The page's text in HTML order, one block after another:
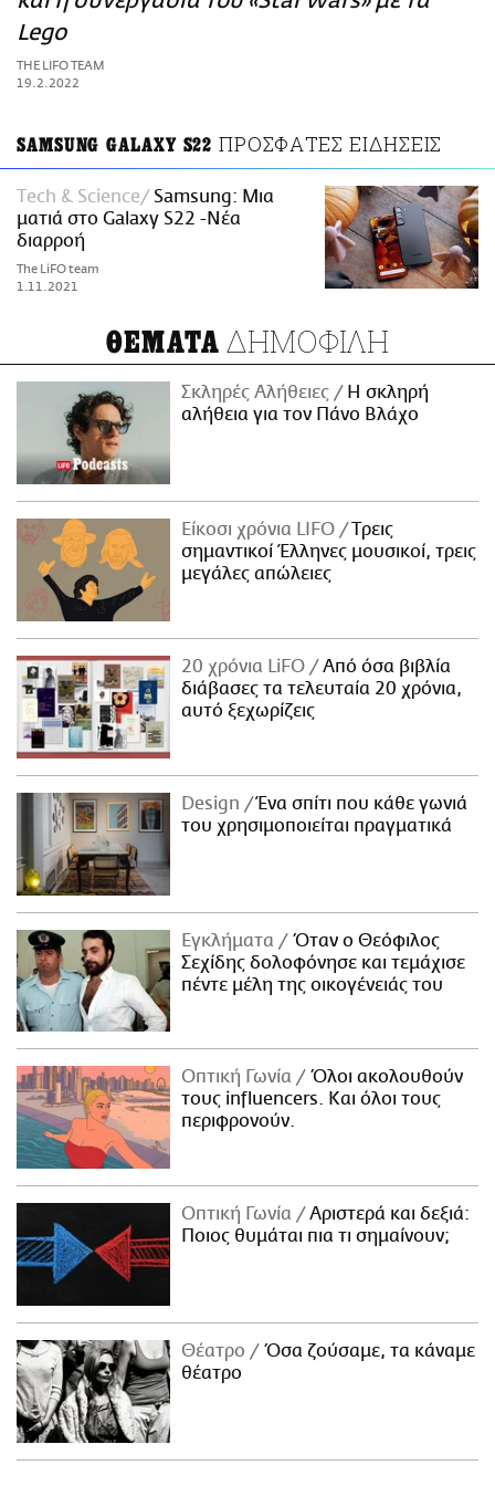
ΑΜΠΑ
PRINT
Lego
THE LIFO TEAM
19.2.2022
SAMSUNG GALAXY S22 ΠΡΟΣΦΑΤΕΣ ΕΙΔΗΣΕΙΣ
Τech & Science
Samsung: Μια
ματιά στο Galaxy S22 -Νέα
διαρροή
The LiFO team
1.11.2021
ΘΕΜΑΤΑ ΔΗΜΟΦΙΛΗ
Σκληρές Αλήθειες
H σκληρή
αλήθεια για τον Πάνο Βλάχο
Είκοσι χρόνια LIFO
Tρεις
σημαντικοί Έλληνες μουσικοί, τρεις
μεγάλες απώλειες
20 χρόνια LiFO
Από όσα βιβλία
διάβασες τα τελευταία 20 χρόνια,
αυτό ξεχωρίζεις
Design
Ένα σπίτι που κάθε γωνιά
του χρησιμοποιείται πραγματικά
Εγκλήματα
Όταν ο Θεόφιλος
Σεχίδης δολοφόνησε και τεμάχισε
πέντε μέλη της οικογένειάς του
Οπτική Γωνία
Όλοι ακολουθούν
τους influencers. Και όλοι τους
περιφρονούν.
Οπτική Γωνία
Αριστερά και δεξιά:
Ποιος θυμάται πια τι σημαίνουν;
Θέατρο
Όσα ζούσαμε, τα κάναμε
θέατρο